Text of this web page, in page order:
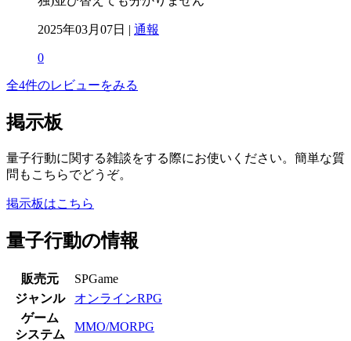
2025年03月07日 | 通報
0
全4件のレビューをみる
掲示板
量子行動に関する雑談をする際にお使いください。簡単な質
問もこちらでどうぞ。
掲示板はこちら
量子行動の情報
販売元
SPGame
ジャンル
オンラインRPG
ゲーム
システム
MMO/MORPG